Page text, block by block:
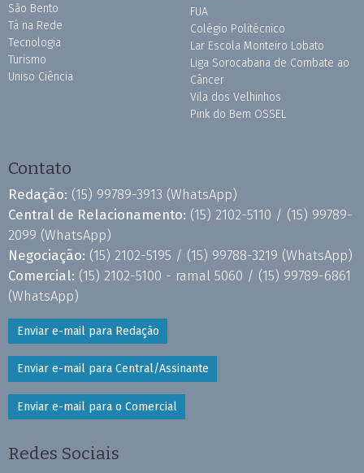
São Bento
Tá na Rede
Tecnologia
Turismo
Uniso Ciência
FUA
Colégio Politécnico
Lar Escola Monteiro Lobato
Liga Sorocabana de Combate ao
Câncer
Vila dos Velhinhos
Pink do Bem OSSEL
Contato
Redação: (15) 99789-3913 (WhatsApp)
Central de Relacionamento: (15) 2102-5110 / (15) 99789-
2099 (WhatsApp)
Negociação: (15) 2102-5195 / (15) 99788-3219 (WhatsApp)
Comercial: (15) 2102-5100 - ramal 5060 / (15) 99789-6861
(WhatsApp)
Enviar e-mail para Redação
Enviar e-mail para Central/Assinante
Enviar e-mail para o Comercial
Redes Sociais